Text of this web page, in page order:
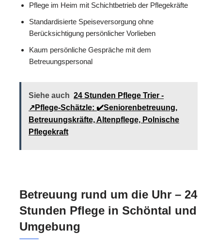
Pflege im Heim mit Schichtbetrieb der Pflegekräfte
Standardisierte Speiseversorgung ohne
Berücksichtigung persönlicher Vorlieben
Kaum persönliche Gespräche mit dem
Betreuungspersonal
Siehe auch 24 Stunden Pflege Trier -
↗️Pflege-Schätzle: ✔️Seniorenbetreuung,
Betreuungskräfte, Altenpflege, Polnische
Pflegekraft
Betreuung rund um die Uhr – 24
Stunden Pflege in Schöntal und
Umgebung